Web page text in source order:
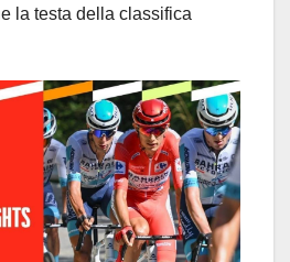
la testa della classifica